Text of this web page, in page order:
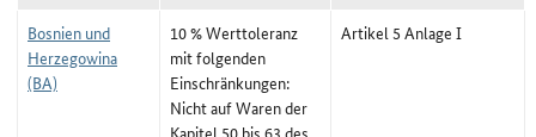
Bosnien und
Herzegowina
(BA)
10 % Werttoleranz
mit folgenden
Einschränkungen:
Nicht auf Waren der
Kapitel 50 bis 63 des
Artikel 5 Anlage I